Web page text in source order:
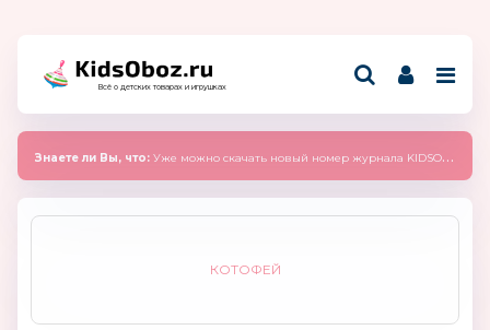
Всё о детских товарах и игрушках
Знаете ли Вы, что: Уже можно скачать новый номер журнала KIDSOBOZ 2025 (сентябрь)
КОТОФЕЙ